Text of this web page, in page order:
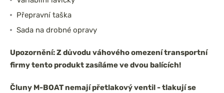
Přepravní taška
Sada na drobné opravy
Upozornění: Z důvodu váhového omezení transportní
firmy tento produkt zasíláme ve dvou balících!
Čluny M-BOAT nemají přetlakový ventil - tlakují se